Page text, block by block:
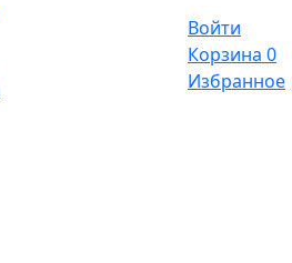
Войти
Корзина 0
Избранное